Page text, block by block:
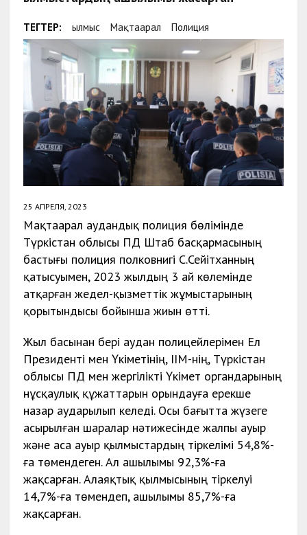
ТЕГТЕР: Қылмыс Мақтаарал Полиция
25 АПРЕЛЯ, 2023
Мақтаарал аудандық полиция бөлімінде
Түркістан облысы ПД Штаб басқармасының
бастығы полиция полковнигі С.Сейітханның
қатысуымен, 2023 жылдың 3 ай көлемінде
атқарған жедел-қызметтік жұмыстарының
қорытындысы бойынша жиын өтті.
Жыл басынан бері аудан полицейлерімен Ел
Президенті мен Үкіметінің, ІІМ-нің, Түркістан
облысы ПД мен жергілікті Үкімет органдарының
нұсқаулық құжаттарын орындауға ерекше
назар аударылып келеді. Осы бағытта жүзеге
асырылған шаралар нәтижесінде жалпы ауыр
және аса ауыр қылмыстардың тіркелімі 54,8%-
ға төмендеген. Ал ашылымы 92,3%-ға
жақсарған. Алаяқтық қылмысының тіркелуі
14,7%-ға төмендеп, ашылымы 85,7%-ға
жақсарған.